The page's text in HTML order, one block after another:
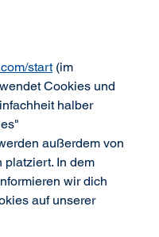
start (im
Cookies und
halber
außerdem von
platziert. In dem
wir dich
auf unserer